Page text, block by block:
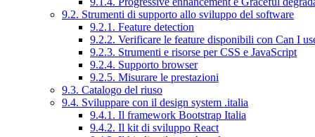
9.2. Strumenti di supporto allo sviluppo del software
9.2.1. Feature detection
9.2.2. Verificare le feature disponibili con Can I
9.2.3. Strumenti e risorse per CSS e JavaScript
9.2.4. Supporto browser
9.2.5. Misurare le prestazioni
9.3. Catalogo del riuso
9.4. Sviluppare con il design system .italia
9.4.1. Il framework Bootstrap Italia
9.4.2. Il kit di sviluppo React